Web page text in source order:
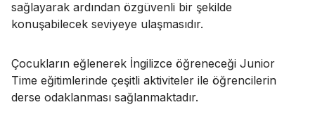
sağlayarak ardından özgüvenli bir şekilde
konuşabilecek seviyeye ulaşmasıdır.
Çocukların eğlenerek İngilizce öğreneceği Junior
Time eğitimlerinde çeşitli aktiviteler ile öğrencilerin
derse odaklanması sağlanmaktadır.